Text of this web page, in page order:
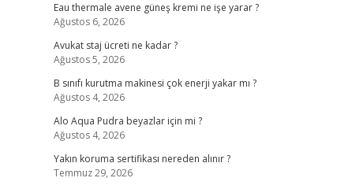
Eau thermale avene güneş kremi ne işe yarar ?
Ağustos 6, 2026
Avukat staj ücreti ne kadar ?
Ağustos 5, 2026
B sınıfı kurutma makinesi çok enerji yakar mı ?
Ağustos 4, 2026
Alo Aqua Pudra beyazlar için mi ?
Ağustos 4, 2026
Yakın koruma sertifikası nereden alınır ?
Temmuz 29, 2026